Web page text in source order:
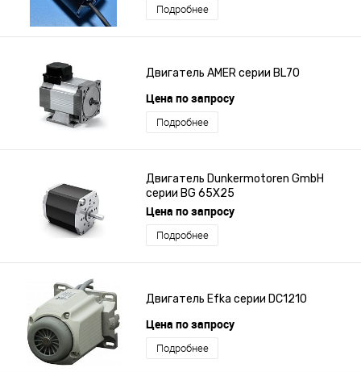
Подробнее
Двигатель AMER серии BL70
Цена по запросу
Подробнее
Двигатель Dunkermotoren GmbH
серии BG 65X25
Цена по запросу
Подробнее
Двигатель Efka серии DC1210
Цена по запросу
Подробнее